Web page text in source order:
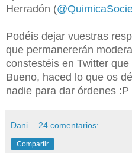
Herradón (
Podéis dejar vuestras
que permanererán
constestéis en Twitter
Bueno, haced lo que os
nadie para dar órdenes :P
Dani 24 comentarios:
Compartir